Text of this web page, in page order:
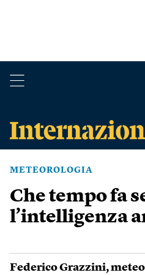
METEOROLOGIA
Che tempo fa
l’intelligenza
Federico Grazzini,